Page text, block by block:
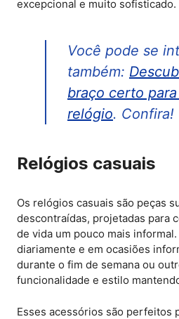
excepcional e muito sofisticado.
Você pode se
também:
braço certo
relógio. Confira!
Relógios casuais
Os relógios casuais são peças
descontraídas, projetadas para
de vida um pouco mais
diariamente e em ocasiões
durante o fim de semana ou
funcionalidade e estilo
Esses acessórios são perfeitos